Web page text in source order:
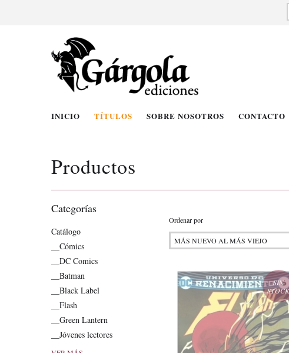
INICIO TÍTULOS SOBRE NOSOTROS CONTACTO
Productos
Categorías
Catálogo
__Cómics
__DC Comics
__Batman
__Black Label
__Flash
__Green Lantern
__Jóvenes lectores
Ordenar por
SIN